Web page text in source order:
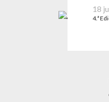
18
4.ª